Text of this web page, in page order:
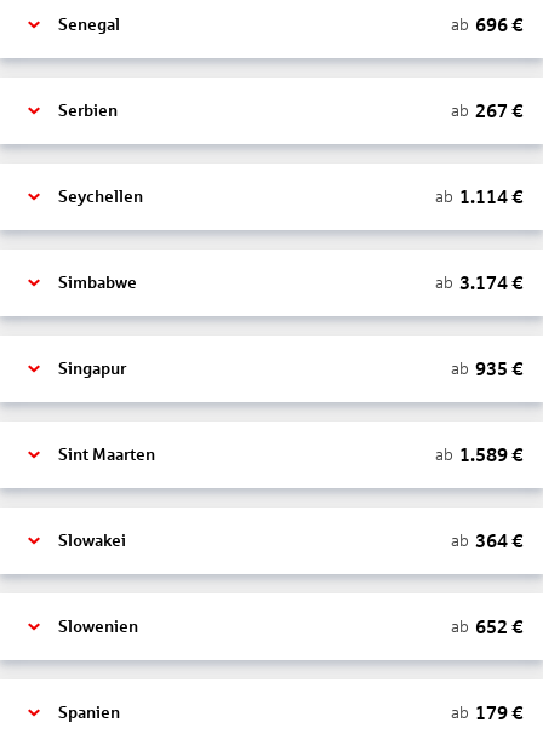
Senegal ab 696€
Serbien ab 267 €
Seychellen ab 1.114€
Simbabwe ab 3.174€
Singapur ab 935 €
Sint Maarten ab 1.589€
Slowakei ab 364€
Slowenien ab 652 €
Spanien ab 179€